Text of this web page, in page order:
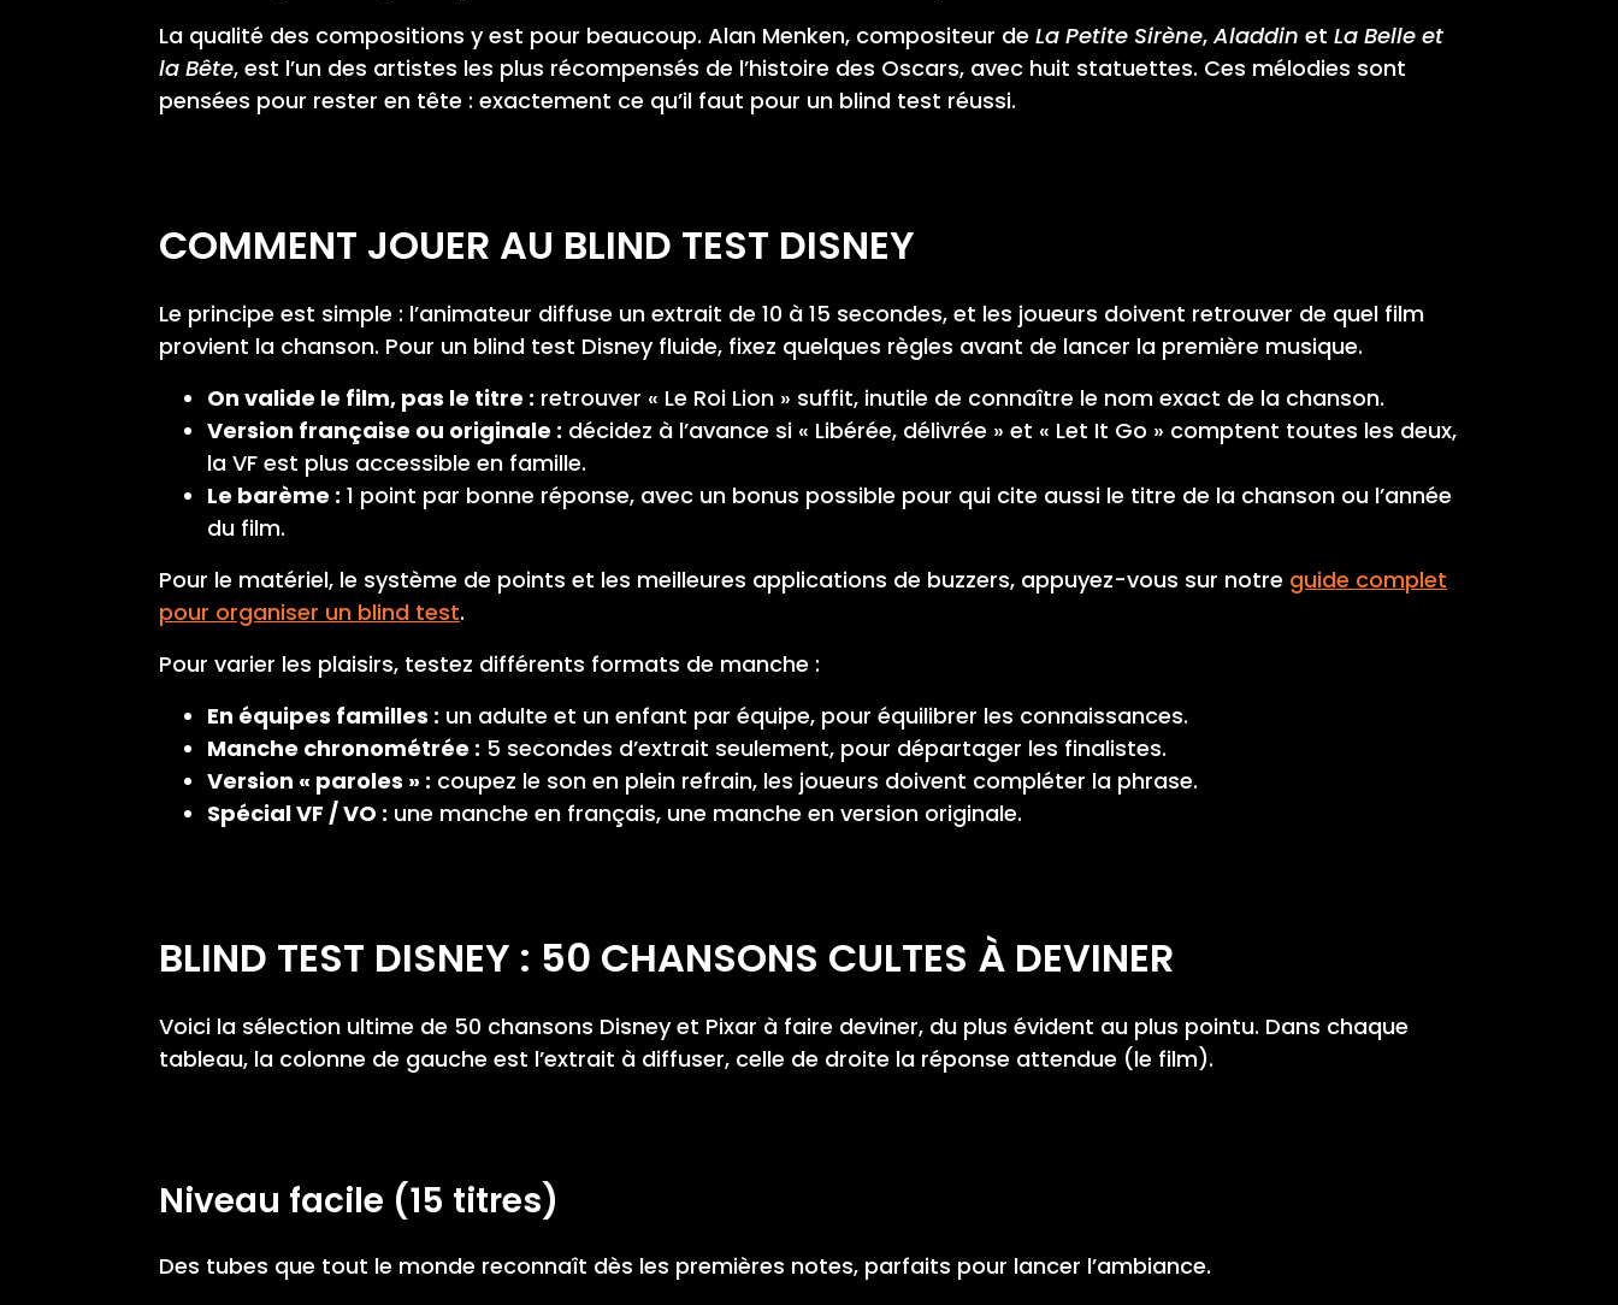
La qualité des compositions y est pour beaucoup. Alan Menken, compositeur de La Petite Sirène,Aladdin et La Belle et
la Bête, est l’un des artistes les plus récompensés de l’histoire des Oscars, avec huit statuettes. Ces mélodies sont
pensées pour rester en tête : exactement ce qu’il faut pour un blind test réussi.
COMMENT JOUER AU BLIND TEST DISNEY
Le principe est simple : l’animateur diffuse un extrait de 10 à 15 secondes, et les joueurs doivent retrouver de quel film
provient la chanson. Pour un blind test Disney fluide, fixez quelques règles avant de lancer la première musique.
On valide le film, pas le titre : retrouver « Le Roi Lion » suffit, inutile de connaître le nom exact de la chanson.
Version française ou originale : décidez à l’avance si « Libérée, délivrée » et « Let It Go » comptent toutes les deux,
la VF est plus accessible en famille.
Le barème : 1 point par bonne réponse, avec un bonus possible pour qui cite aussi le titre de la chanson ou l’année
du film.
Pour le matériel, le système de points et les meilleures applications de buzzers, appuyez-vous sur notre guide complet
pour organiser un blind test.
Pour varier les plaisirs, testez différents formats de manche :
En équipes familles : un adulte et un enfant par équipe, pour équilibrer les connaissances.
Manche chronométrée : 5 secondes d’extrait seulement, pour départager les finalistes.
Version « paroles » : coupez le son en plein refrain, les joueurs doivent compléter la phrase.
Spécial VF / VO : une manche en français, une manche en version originale.
BLIND TEST DISNEY : 50 CHANSONS CULTES À DEVINER
Voici la sélection ultime de 50 chansons Disney et Pixar à faire deviner, du plus évident au plus pointu. Dans chaque
tableau, la colonne de gauche est l’extrait à diffuser, celle de droite la réponse attendue (le film).
Niveau facile (15 titres)
Des tubes que tout le monde reconnaît dès les premières notes, parfaits pour lancer l’ambiance.